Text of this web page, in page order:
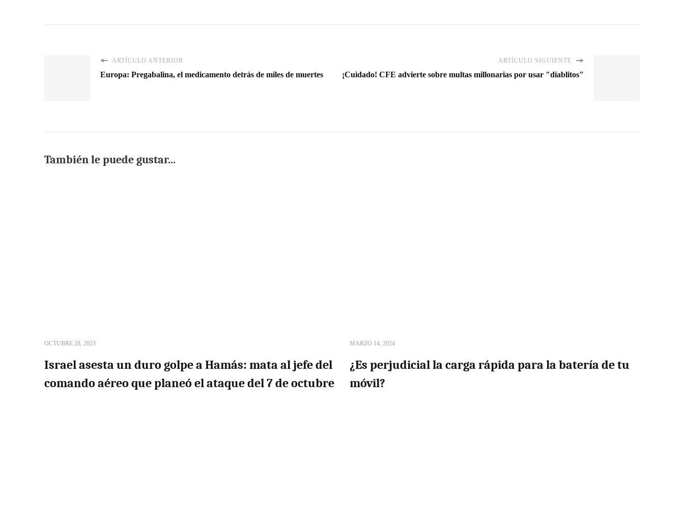
ARTÍCULO ANTERIOR
Europa: Pregabalina, el medicamento detrás de miles de muertes
ARTÍCULO SIGUIENTE
¡Cuidado! CFE advierte sobre multas millonarias por usar "diablitos"
También le puede gustar...
OCTUBRE 28, 2023
Israel asesta un duro golpe a Hamás: mata al jefe del
comando aéreo que planeó el ataque del 7 de octubre
MARZO 14, 2024
¿Es perjudicial la carga rápida para la batería de tu
móvil?